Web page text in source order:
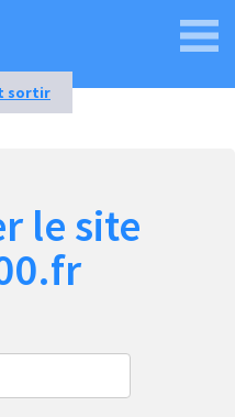
sortir
le site